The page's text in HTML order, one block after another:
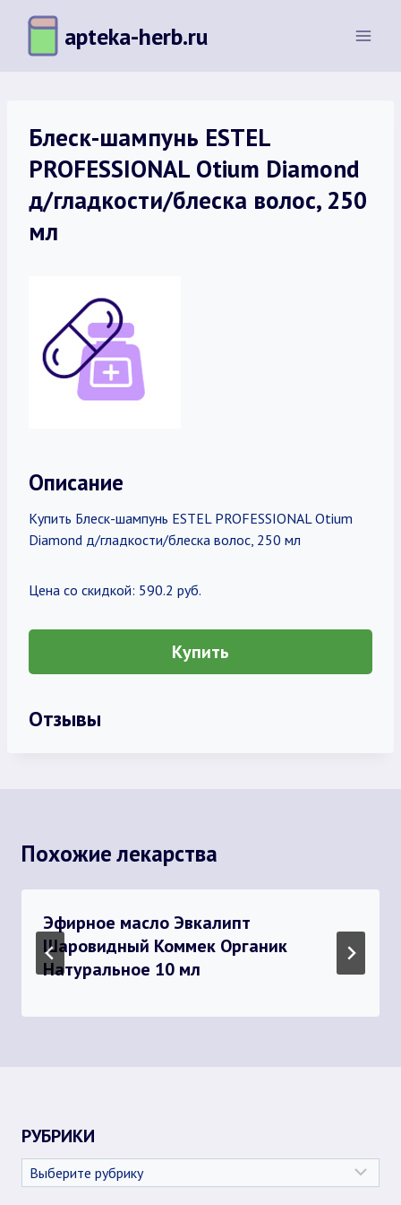
Перейти
содержимому
apteka-herb.ru
Блеск-шампунь ESTEL
PROFESSIONAL Otium Diamond
д/гладкости/блеска волос, 250
мл
Описание
Купить Блеск-шампунь ESTEL PROFESSIONAL Otium
Diamond д/гладкости/блеска волос, 250 мл
Цена со скидкой: 590.2 руб.
Купить
Отзывы
Похожие лекарства
Эфирное масло Эвкалипт
Шаровидный Коммек Органик
Натуральное 10 мл
РУБРИКИ
Рубрики